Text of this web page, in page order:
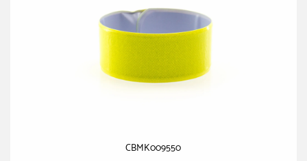
CBMK009550